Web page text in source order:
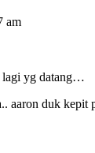
am
lagi yg datang…
aaron duk kepit